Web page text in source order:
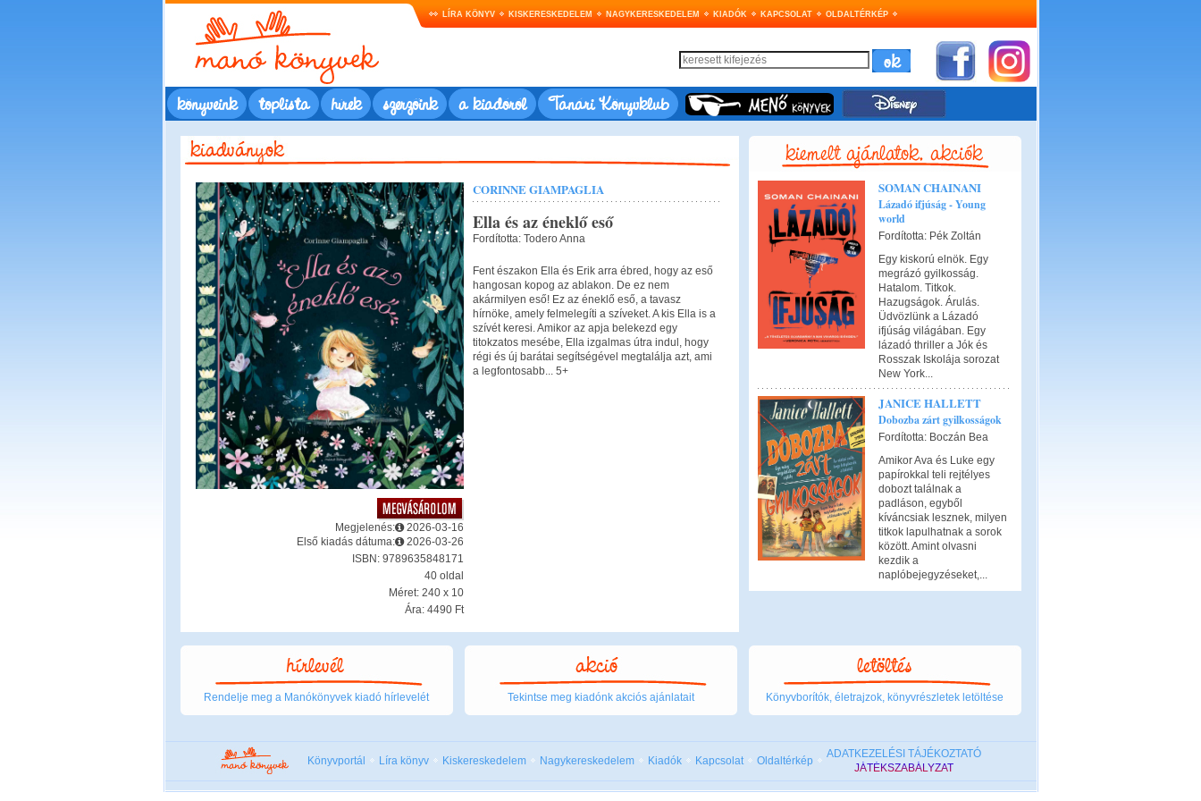
LÍRA KÖNYV KISKERESKEDELEM NAGYKERESKEDELEM KIADÓK KAPCSOLAT OLDALTÉRKÉP
könyveink toplista hírek szerzőink a kiadóról Tanári Könyvklub
Megjelenés:
2026-03-16
Első kiadás dátuma:
2026-03-26
ISBN: 9789635848171
40 oldal
Méret: 240 x 10
Ára: 4490 Ft
CORINNE GIAMPAGLIA
Ella és az éneklő eső
Fordította: Todero Anna
Fent északon Ella és Erik arra ébred, hogy az eső
hangosan kopog az ablakon. De ez nem
akármilyen eső! Ez az éneklő eső, a tavasz
hírnöke, amely felmelegíti a szíveket. A kis Ella is a
szívét keresi. Amikor az apja belekezd egy
titokzatos mesébe, Ella izgalmas útra indul, hogy
régi és új barátai segítségével megtalálja azt, ami
a legfontosabb... 5+
SOMAN CHAINANI
Lázadó ifjúság - Young
world
Fordította: Pék Zoltán
Egy kiskorú elnök. Egy
megrázó gyilkosság.
Hatalom. Titkok.
Hazugságok. Árulás.
Üdvözlünk a Lázadó
ifjúság világában. Egy
lázadó thriller a Jók és
Rosszak Iskolája sorozat
New York...
JANICE HALLETT
Dobozba zárt gyilkosságok
Fordította: Boczán Bea
Amikor Ava és Luke egy
papírokkal teli rejtélyes
dobozt találnak a
padláson, egyből
kíváncsiak lesznek, milyen
titkok lapulhatnak a sorok
között. Amint olvasni
kezdik a
naplóbejegyzéseket,...
Rendelje meg a Manókönyvek kiadó hírlevelét Tekintse meg kiadónk akciós ajánlatait Könyvborítók, életrajzok, könyvrészletek letöltése
Könyvportál Líra könyv Kiskereskedelem Nagykereskedelem Kiadók Kapcsolat Oldaltérkép
ADATKEZELÉSI TÁJÉKOZTATÓ
JÁTÉKSZABÁLYZAT